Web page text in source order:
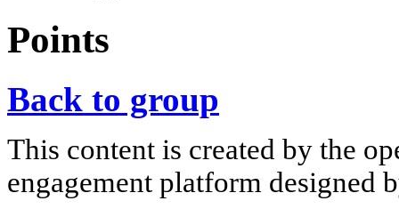
Points
Back to group
This content is created by the
engagement platform designed